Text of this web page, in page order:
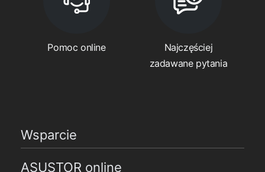
Pomoc online
Najczęściej
zadawane pytania
Wsparcie
ASUSTOR online